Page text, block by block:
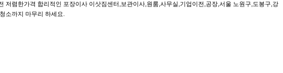
렴한가격 합리적인 포장이사 이삿짐센터,보관이사,원룸,사무실,기업이전,공장,서울 노원구,도봉구,강
후 청소까지 마무리 하세요.